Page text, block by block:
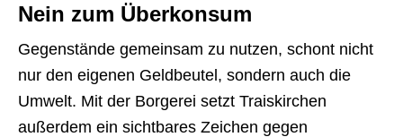
Nein zum Überkonsum
Gegenstände gemeinsam zu nutzen, schont nicht
nur den eigenen Geldbeutel, sondern auch die
Umwelt. Mit der Borgerei setzt Traiskirchen
außerdem ein sichtbares Zeichen gegen